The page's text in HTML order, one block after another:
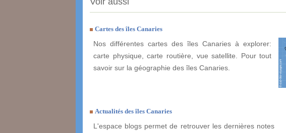
Cartes des îles Canaries
Nos différentes cartes des îles Canaries à explorer:
carte physique, carte routière, vue satellite. Pour tout
savoir sur la géographie des îles Canaries.
Actualités des îles Canaries
L'espace blogs permet de retrouver les dernières notes